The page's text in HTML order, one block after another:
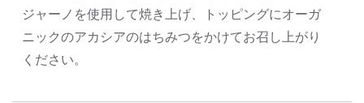
ジャーノを使用して焼き上げ、トッピングにオーガ
ニックのアカシアのはちみつをかけてお召し上がり
ください。